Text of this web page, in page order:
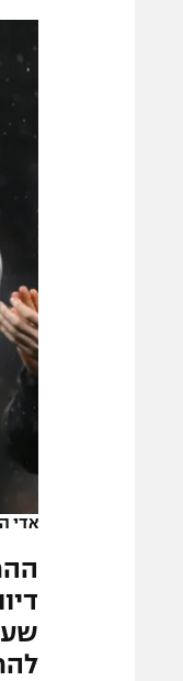
תקנון
תקנון
תקנון עבור
תנאי
תקנון
רשיון
הצטרפות
לוח
אדי